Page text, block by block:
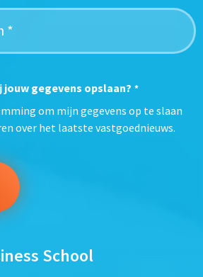
jouw gegevens opslaan? *
om mijn gegevens op te slaan
over het laatste vastgoednieuws.
School